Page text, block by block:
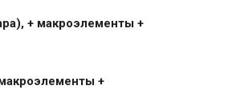
+ макроэлементы +
+